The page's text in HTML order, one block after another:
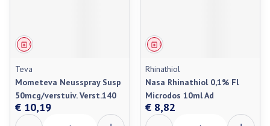
Geneesmiddel
Teva
Mometeva Neusspray Susp
50mcg/verstuiv. Verst.140
€ 10,19
Aantal
Geneesmiddel
Rhinathiol
Nasa Rhinathiol 0,1% Fl
Microdos 10ml Ad
€ 8,82
Aantal